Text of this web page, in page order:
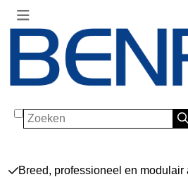
Zoeken
Breed, professioneel en modulair